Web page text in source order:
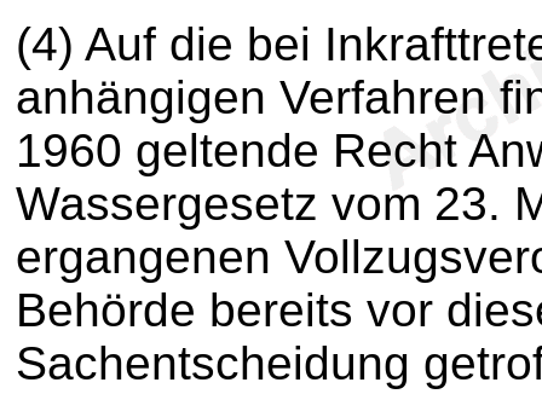
(4) Auf die bei
anhängigen Verfahren
1960 geltende Recht
Wassergesetz vom 23.
ergangenen
Behörde bereits vor
Sachentscheidung